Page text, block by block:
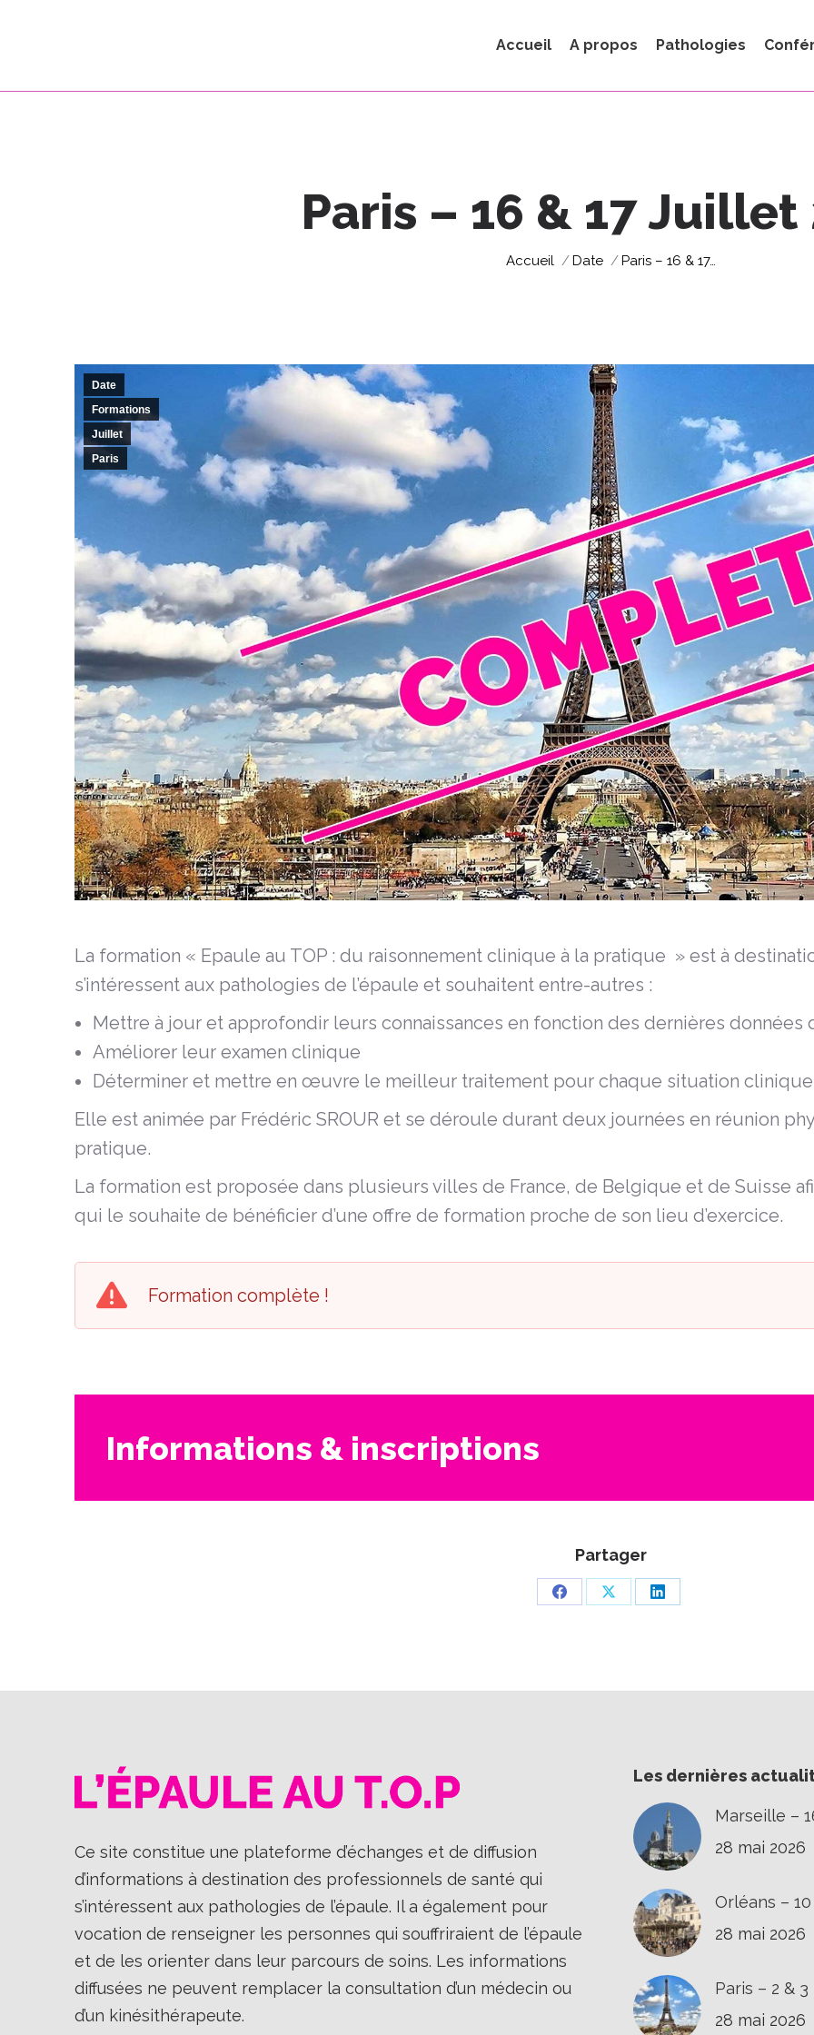
Accueil A propos Pathologies
Paris – 16 & 17 Juillet
Vous êtes ici :
Accueil Date Paris – 16 & 17…
Date
Formations
Juillet
Paris
La formation « Epaule au TOP : du raisonnement clinique à la pratique » est à
s’intéressent aux pathologies de l’épaule et souhaitent entre-autres :
Mettre à jour et approfondir leurs connaissances en fonction des dernières données
Améliorer leur examen clinique
Déterminer et mettre en œuvre le meilleur traitement pour chaque situation clinique
Elle est animée par Frédéric SROUR et se déroule durant deux journées en réunion
pratique.
La formation est proposée dans plusieurs villes de France, de Belgique et de Suisse
qui le souhaite de bénéficier d’une offre de formation proche de son lieu d’exercice.
Formation complète !
Informations & inscriptions
Partager
PartagerPartagerPartager
Ce site constitue une plateforme d’échanges et de diffusion
d’informations à destination des professionnels de santé qui
s’intéressent aux pathologies de l’épaule. Il a également pour
vocation de renseigner les personnes qui souffriraient de l’épaule
et de les orienter dans leur parcours de soins. Les informations
diffusées ne peuvent remplacer la consultation d’un médecin ou
d’un kinésithérapeute.
Les dernières
Marseille –
28 mai 2026
Orléans –
28 mai 2026
Paris – 2 &
28 mai 2026